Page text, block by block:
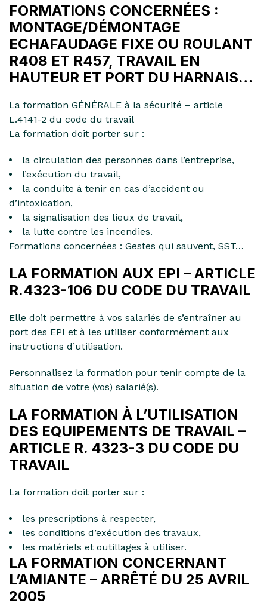
FORMATIONS CONCERNÉES :
MONTAGE/DÉMONTAGE
ECHAFAUDAGE FIXE OU ROULANT
R408 ET R457, TRAVAIL EN
HAUTEUR ET PORT DU HARNAIS…
La formation GÉNÉRALE à la sécurité – article
L.4141-2 du code du travail
La formation doit porter sur :
la circulation des personnes dans l’entreprise,
l’exécution du travail,
la conduite à tenir en cas d’accident ou
d’intoxication,
la signalisation des lieux de travail,
la lutte contre les incendies.
Formations concernées : Gestes qui sauvent, SST…
LA FORMATION AUX EPI – ARTICLE
R.4323-106 DU CODE DU TRAVAIL
Elle doit permettre à vos salariés de s’entraîner au
port des EPI et à les utiliser conformément aux
instructions d’utilisation.
Personnalisez la formation pour tenir compte de la
situation de votre (vos) salarié(s).
LA FORMATION À L’UTILISATION
DES EQUIPEMENTS DE TRAVAIL –
ARTICLE R. 4323-3 DU CODE DU
TRAVAIL
La formation doit porter sur :
les prescriptions à respecter,
les conditions d’exécution des travaux,
les matériels et outillages à utiliser.
LA FORMATION CONCERNANT
L’AMIANTE – ARRÊTÉ DU 25 AVRIL
2005